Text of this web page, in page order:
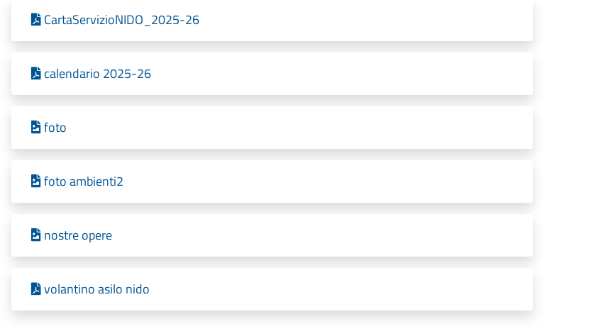
CartaServizioNIDO_2025-26
calendario 2025-26
foto
foto ambienti2
nostre opere
volantino asilo nido